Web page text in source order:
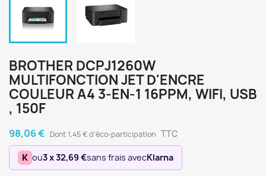
BROTHER DCPJ1260W
MULTIFONCTION JET D'ENCRE
COULEUR A4 3-EN-1 16PPM, WIFI, USB
, 150F
98,06 € Dont 1,45 € d'éco-participation TTC
K ou3 x 32,69 €sans frais avecKlarna